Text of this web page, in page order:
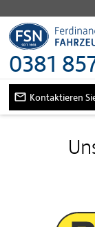
0381
Kontaktieren